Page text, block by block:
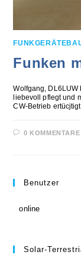
Funken
Wolfgang, DL6LUW
liebevoll pflegt und
CW-Betrieb ertücjtigt.
0 KOMMENTARE
Benutzer
online
Solar-